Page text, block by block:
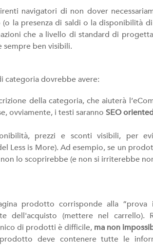
navigatori di non dover
la presenza di saldi o la disponibilità
che a livello di standard di
ben visibili.
categoria dovrebbe avere:
della categoria, che aiuterà
ovviamente, i testi saranno SEO
prezzi e sconti visibili, per
Less is More). Ad esempio, se un
lo scoprirebbe (e non si irriterebbe
prodotto corrisponde alla “prova
dell'acquisto (mettere nel carrello).
di prodotti è difficile, ma non
prodotto deve contenere tutte le